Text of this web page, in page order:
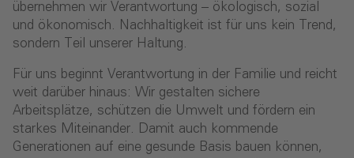
übernehmen wir Verantwortung – ökologisch, sozial
und ökonomisch. Nachhaltigkeit ist für uns kein Trend,
sondern Teil unserer Haltung.
Für uns beginnt Verantwortung in der Familie und reicht
weit darüber hinaus: Wir gestalten sichere
Arbeitsplätze, schützen die Umwelt und fördern ein
starkes Miteinander. Damit auch kommende
Generationen auf eine gesunde Basis bauen können,